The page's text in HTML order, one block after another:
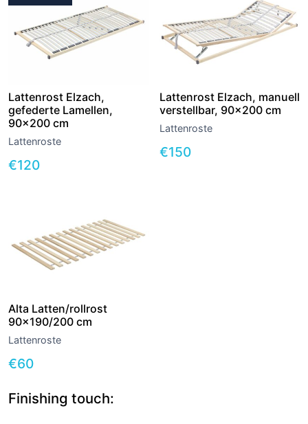
Lattenrost Elzach,
gefederte Lamellen,
90×200 cm
Lattenroste
€120
Lattenrost Elzach, manuell
verstellbar, 90×200 cm
Lattenroste
€150
Alta Latten/rollrost
90×190/200 cm
Lattenroste
€60
Finishing touch: